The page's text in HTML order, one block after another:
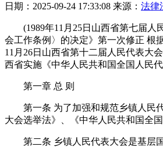
日期： 2025-09-24 17:33:08 来源： 法律
(1989年11月25日山西省第七届
会工作条例〉的决定》第一次修正 根
11月26日山西省第十二届人民代表大
西省实施《中华人民共和国全国人民
第一章 总 则
第一条 为了加强和规范乡镇人民
大会选举法》、《中华人民共和国全
第二条 乡镇人民代表大会是基层